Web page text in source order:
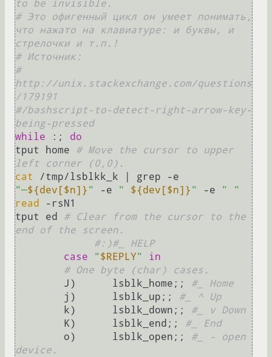
to be invisible.
# Это офигенный цикл он умеет понимать,
что нажато на клавиатуре: и буквы, и
стрелочки и т.п.!
# Источник:
#
http://unix.stackexchange.com/questions
/179191
#/bashscript-to-detect-right-arrow-key-
being-pressed
while :; do
tput home # Move the cursor to upper
left corner (0,0).
cat
"─${dev[$n]} " -e " ${dev[$n]} " -e
" "
read
-rsN1
tput ed # Clear from the cursor to the
end of the screen.
#:)#_ HELP
case
"$REPLY"
in
# One byte (char) cases.
	J)	lsblk_home;;
#_ Home
	j)	lsblk_up;;
#_ ^ Up
	k)	lsblk_down;;
#_ v Down
	K)	lsblk_end;;
#_ End
	o)	lsblk_open;;
#_ - open
device.